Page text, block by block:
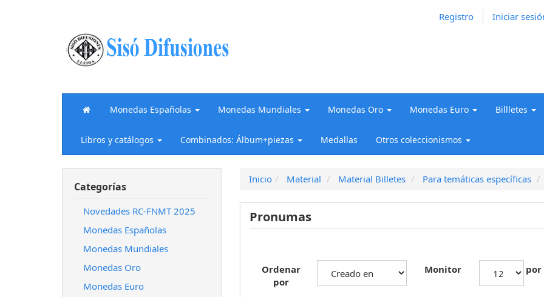
Registro Iniciar
Monedas Españolas Monedas Mundiales Monedas Oro Monedas Euro Billletes
Libros y catálogos Combinados: Álbum+piezas Medallas Otros coleccionismos
Categorías
Novedades RC-FNMT 2025
Monedas Españolas
Monedas Mundiales
Monedas Oro
Monedas Euro
Inicio Material Material Billetes Para temáticas específicas
Pronumas
Ordenar
por
Monitor por